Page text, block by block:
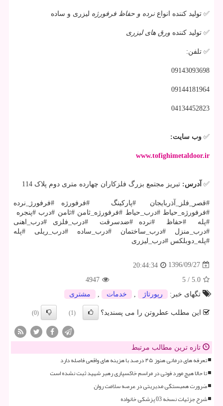
✅ تولید کننده انواعنرده و حفاظ فرفورژه لیزری و ساده
✅ تولید کننده ورق های لیزری
✅ تلفن:
09143093698
09144181964
04134452823
✅ وب سایت:
www.tofighimetaldoor.ir
✅ آدرس: تبریز مجتمع بزرگ فلزکاران چهارده متری دوم پلاک 114
#قصر_فلز_آذربایجان #پارکینگ #فرفورژه #فرفورژ_نرده
#فرفورژه_حیاط #درب_حیاط #فرفورژه_ثامن #ثامن #درب #پنجره
#پله #حفاظ #نرده #ضدسرقت #درب_فلزی #درب_اهنی
#درب_منزل #درب_ساختمان #درب_ساده #درب_ریلی #پله
#پله_دوبلکس #درب_لیزری
1396/09/27
20:44:34
5.0
/
5
4947
تگهای خبر:
رپورتاژ , خدمات , مشتری
این مطلب عطروتن را می پسندید؟ (1)
(0)
تازه ترین مطالب مرتبط
تعرفه های درمانی هنوز ۴۵ درصد با هزینه های واقعی فاصله دارد
تا حالا هیچ مورد فوتی در مراسم خاکسپاری رهبر شهید ثبت نشده است
ضرورت همبستگی مدیریتی در عرصه سلامت روان
شرح جزئیات نسخه 03 پزشکی خانواده